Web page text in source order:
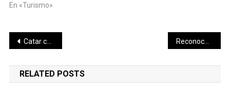
En «Turismo»
Navegación
de
entradas
Catar comparte programas de seguridad con Yucatán
RELATED POSTS